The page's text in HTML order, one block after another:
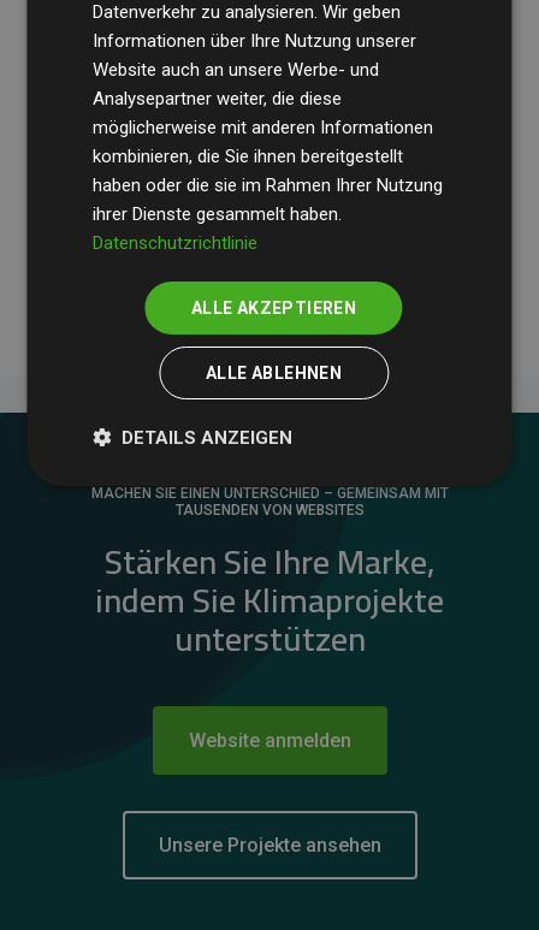
Die Wirtschaftsprüfungsgesellschaft BDOüberprüft
regelmäßig unsere Berechnungen und Methodik, um
Transparenz und Verlässlichkeit sicherzustellen.
Ihre Prüfungen belegen, dass unsere Investitionen in
Klimaschutzprojekte im Durchschnitt200 % der
geschätzten CO₂-Emissionender teilnehmenden
Websites kompensieren – ein klarer Nachweis für die
messbare Klimawirkung unseres Ansatzes.
MACHEN SIE EINEN UNTERSCHIED – GEMEINSAM MIT
TAUSENDEN VON WEBSITES
Stärken Sie Ihre Marke,
indem Sie Klimaprojekte
unterstützen
Website anmelden
Unsere Projekte ansehen
Datenverkehr zu analysieren. Wir geben
Informationen über Ihre Nutzung unserer
Website auch an unsere Werbe- und
Analysepartner weiter, die diese
möglicherweise mit anderen Informationen
kombinieren, die Sie ihnen bereitgestellt
haben oder die sie im Rahmen Ihrer Nutzung
ihrer Dienste gesammelt haben.
Datenschutzrichtlinie
ALLE AKZEPTIEREN
ALLE ABLEHNEN
DETAILS ANZEIGEN